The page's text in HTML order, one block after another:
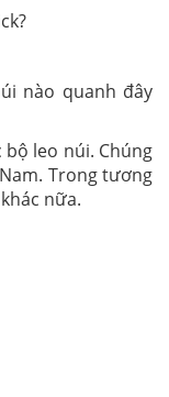
nào quanh đây
leo núi. Chúng
Trong tương
nữa.